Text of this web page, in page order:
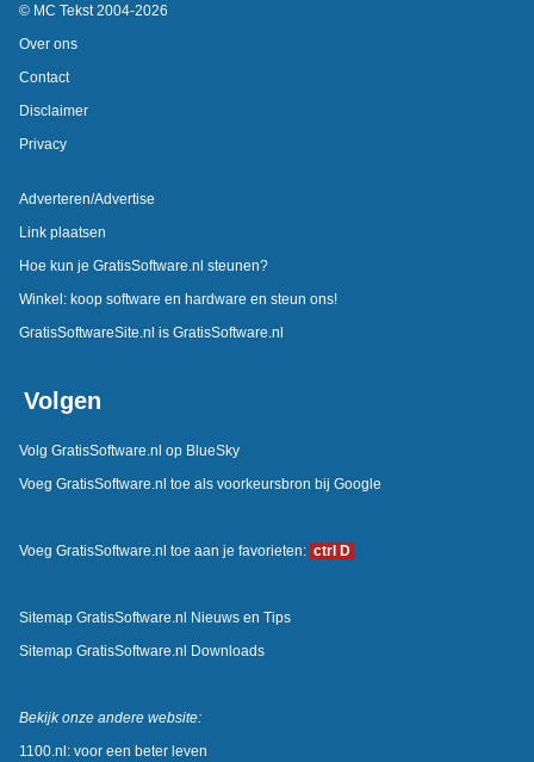
© MC Tekst 2004-2026
Over ons
Contact
Disclaimer
Privacy
Adverteren/Advertise
Link plaatsen
Hoe kun je GratisSoftware.nl steunen?
Winkel: koop software en hardware en steun ons!
GratisSoftwareSite.nl is GratisSoftware.nl
Volgen
Volg GratisSoftware.nl op BlueSky
Voeg GratisSoftware.nl toe als voorkeursbron bij Google
Voeg GratisSoftware.nl toe aan je favorieten: ctrl D
Sitemap GratisSoftware.nl Nieuws en Tips
Sitemap GratisSoftware.nl Downloads
Bekijk onze andere website:
1100.nl: voor een beter leven